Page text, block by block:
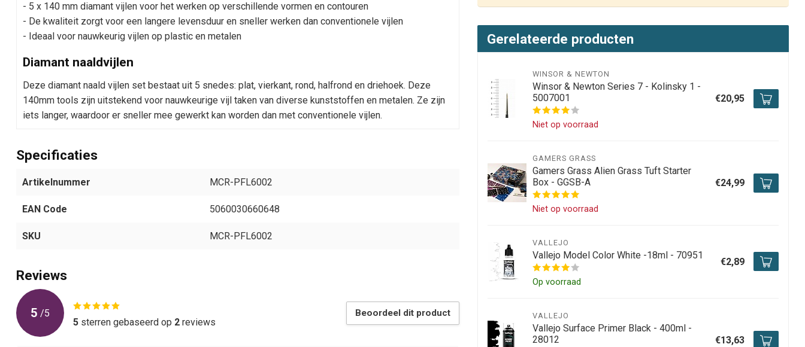
- 5 x 140 mm diamant vijlen voor het werken op verschillende vormen en contouren
- De kwaliteit zorgt voor een langere levensduur en sneller werken dan conventionele vijlen
- Ideaal voor nauwkeurig vijlen op plastic en metalen
Diamant naaldvijlen
Deze diamant naald vijlen set bestaat uit 5 snedes: plat, vierkant, rond, halfrond en driehoek. Deze
140mm tools zijn uitstekend voor nauwkeurige vijl taken van diverse kunststoffen en metalen. Ze zijn
iets langer, waardoor er sneller mee gewerkt kan worden dan met conventionele vijlen.
Specificaties
Artikelnummer MCR-PFL6002
EAN Code 5060030660648
SKU MCR-PFL6002
Reviews
5 /5
5 sterren gebaseerd op 2 reviews
Beoordeel dit product
Gerelateerde producten
WINSOR & NEWTON
Winsor & Newton Series 7 - Kolinsky 1 -
5007001
Niet op voorraad
€20,95
GAMERS GRASS
Gamers Grass Alien Grass Tuft Starter
Box - GGSB-A
Niet op voorraad
€24,99
VALLEJO
Vallejo Model Color White -18ml - 70951
Op voorraad
€2,89
VALLEJO
Vallejo Surface Primer Black - 400ml -
28012
€13,63